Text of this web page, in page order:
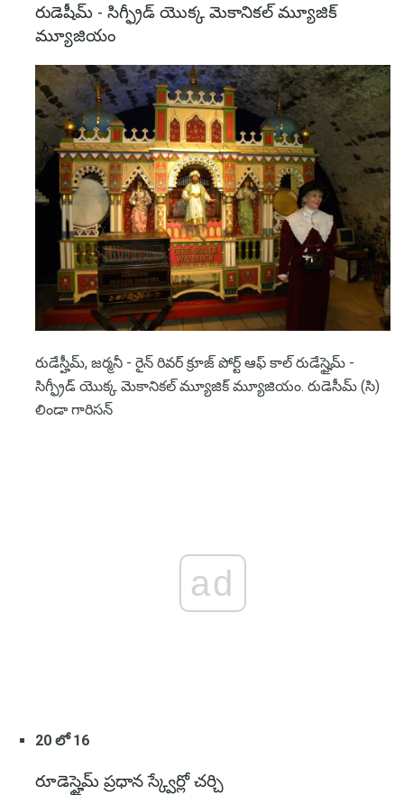
రుడెషీమ్ - సిగ్ఫ్రీడ్ యొక్క మెకానికల్ మ్యూజిక్
మ్యూజియం
రుడేస్హీమ్, జర్మనీ - రైన్ రివర్ క్రూజ్ పోర్ట్ ఆఫ్ కాల్ రుడేస్హైమ్ -
సిగ్ఫ్రీడ్ యొక్క మెకానికల్ మ్యూజిక్ మ్యూజియం. రుడెసీమ్ (సి)
లిండా గారిసన్
ad
20 లో 16
రూడెస్హైమ్ ప్రధాన స్క్వేర్లో చర్చి